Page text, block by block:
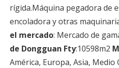
rígida.Máquina pegadora de
encoladora y otras
el mercado: Mercado de
de Dongguan Fty:10598m2
América, Europa, Asia, Medio